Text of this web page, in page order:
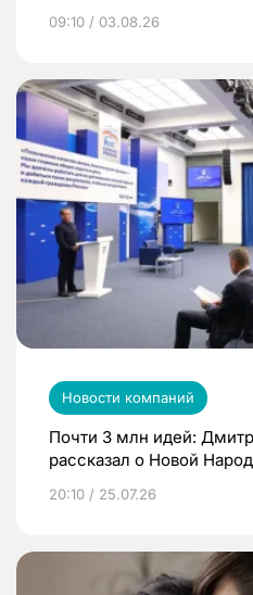
09:10 / 03.08.26
Новости компаний
Почти 3 млн идей:
рассказал о Новой
20:10 / 25.07.26